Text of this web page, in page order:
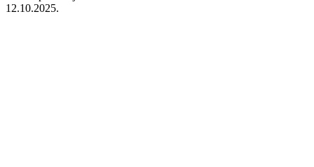
12.10.2025.